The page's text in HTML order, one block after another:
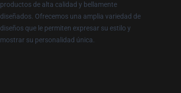
productos de alta calidad y bellamente
diseñados. Ofrecemos una amplia variedad de
diseños que le permiten expresar su estilo y
mostrar su personalidad única.